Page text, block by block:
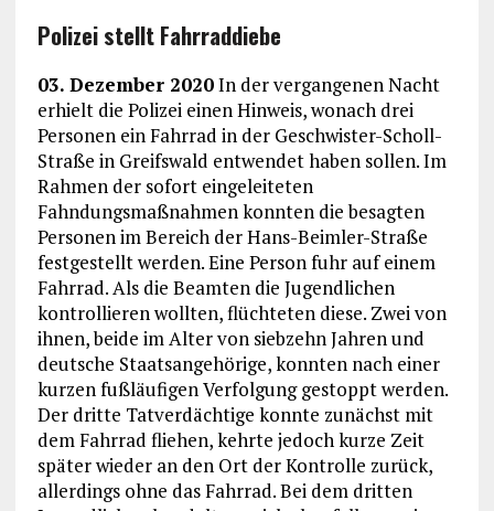
Polizei stellt Fahrraddiebe
03. Dezember 2020In der vergangenen Nacht
erhielt die Polizei einen Hinweis, wonach drei
Personen ein Fahrrad in der Geschwister-Scholl-
Straße in Greifswald entwendet haben sollen. Im
Rahmen der sofort eingeleiteten
Fahndungsmaßnahmen konnten die besagten
Personen im Bereich der Hans-Beimler-Straße
festgestellt werden. Eine Person fuhr auf einem
Fahrrad. Als die Beamten die Jugendlichen
kontrollieren wollten, flüchteten diese. Zwei von
ihnen, beide im Alter von siebzehn Jahren und
deutsche Staatsangehörige, konnten nach einer
kurzen fußläufigen Verfolgung gestoppt werden.
Der dritte Tatverdächtige konnte zunächst mit
dem Fahrrad fliehen, kehrte jedoch kurze Zeit
später wieder an den Ort der Kontrolle zurück,
allerdings ohne das Fahrrad. Bei dem dritten